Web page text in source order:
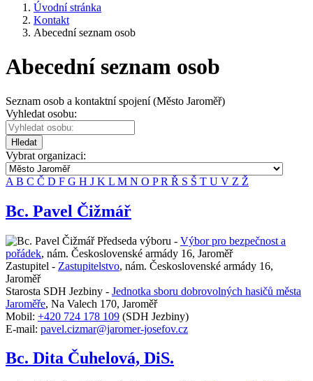
Úvodní stránka
Kontakt
Abecední seznam osob
Abecední seznam osob
Seznam osob a kontaktní spojení (Město Jaroměř)
Vyhledat osobu:
Hledat
Vybrat organizaci:
A B C Č D F G H J K L M N O PR Ř S Š T U V Z Ž
Bc. Pavel Čižmář
Předseda výboru - Výbor pro bezpečnost a
pořádek, nám. Československé armády 16, Jaroměř
Zastupitel - Zastupitelstvo, nám. Československé armády 16,
Jaroměř
Starosta SDH Jezbiny - Jednotka sboru dobrovolných hasičů města
Jaroměře, Na Valech 170, Jaroměř
Mobil: +420 724 178 109 (SDH Jezbiny)
E-mail: pavel.cizmar@jaromer-josefov.cz
Bc. Dita Čuhelová, DiS.